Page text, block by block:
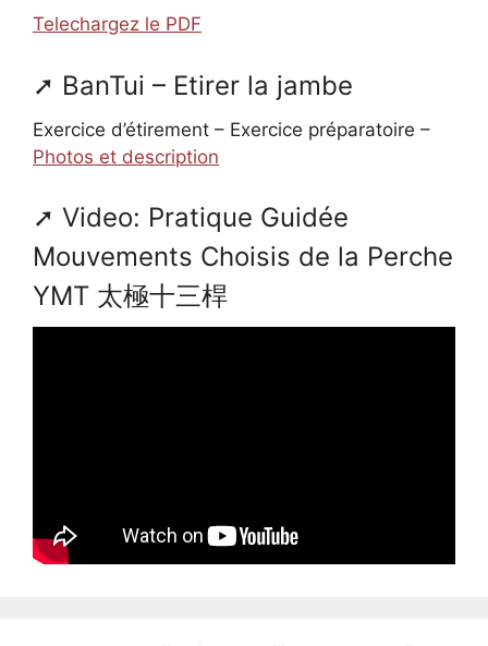
Telechargez le PDF
BanTui – Etirer la jambe
Exercice d’étirement – Exercice préparatoire –
Photos et description
Video: Pratique Guidée
Mouvements Choisis de la Perche
YMT 太極十三桿